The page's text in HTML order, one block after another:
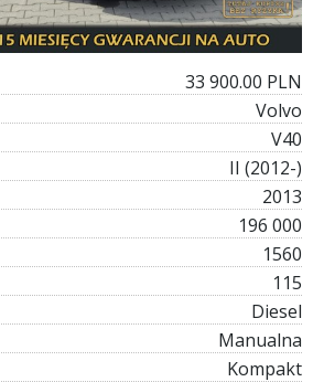
33 900.00 PLN
Volvo
V40
II (2012-)
2013
196 000
1560
115
Diesel
Manualna
Kompakt